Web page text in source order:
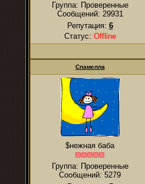
Группа: Проверенные
Сообщений: 29931
Репутация: 6
Статус: Offline
Спамелла
$нежная баба
Группа: Проверенные
Сообщений: 5279